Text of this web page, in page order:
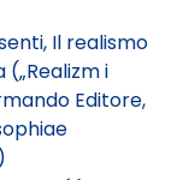
Il realismo
i
Editore,